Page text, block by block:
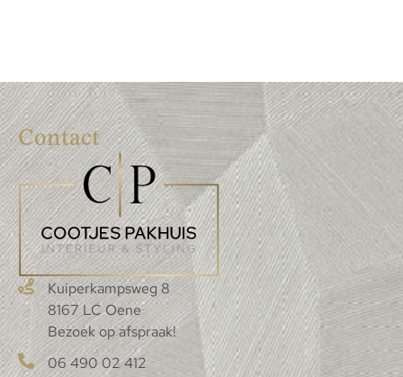
Contact
Kuiperkampsweg 8
8167 LC Oene
Bezoek op afspraak!
06 490 02 412